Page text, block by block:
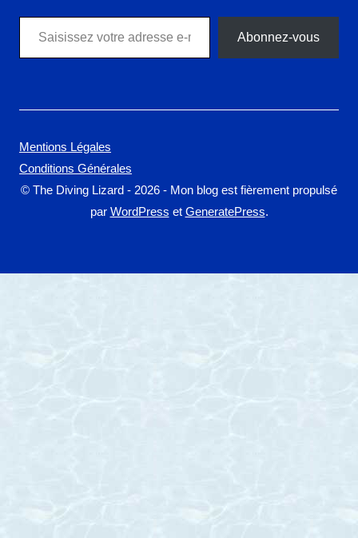
Saisissez votre adresse e-mail…
Abonnez-vous
© The Diving Lizard - 2026 - Mon blog est fièrement propulsé
par WordPress et GeneratePress.
Mentions Légales
Conditions Générales